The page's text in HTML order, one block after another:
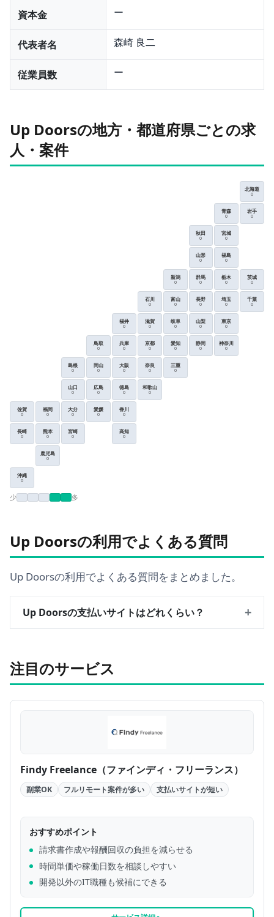
資本金 ー
代表者名 森崎 良二
従業員数 ー
Up Doorsの地方・都道府県ごとの求
人・案件
北海道
0
青森
0
岩手
0
秋田
0
宮城
0
山形
0
福島
0
新潟
0
群馬
0
栃木
0
茨城
0
石川
0
富山
0
長野
0
埼玉
0
千葉
0
福井
0
滋賀
0
岐阜
0
山梨
0
東京
0
鳥取
0
兵庫
0
京都
0
愛知
0
静岡
0
神奈川
0
島根
0
岡山
0
大阪
0
奈良
0
三重
0
山口
0
広島
0
徳島
0
和歌山
0
愛媛
0
香川
0
大分
0
佐賀
0
福岡
0
高知
0
長崎
0
熊本
0
宮崎
0
鹿児島
0
沖縄
0
少 多
Up Doorsの利用でよくある質問
Up Doorsの利用でよくある質問をまとめました。
Up Doorsの支払いサイトはどれくらい？ +
注目のサービス
Findy Freelance（ファインディ・フリーランス）
副業OK フルリモート案件が多い 支払いサイトが短い
おすすめポイント
請求書作成や報酬回収の負担を減らせる
時間単価や稼働日数を相談しやすい
開発以外のIT職種も候補にできる